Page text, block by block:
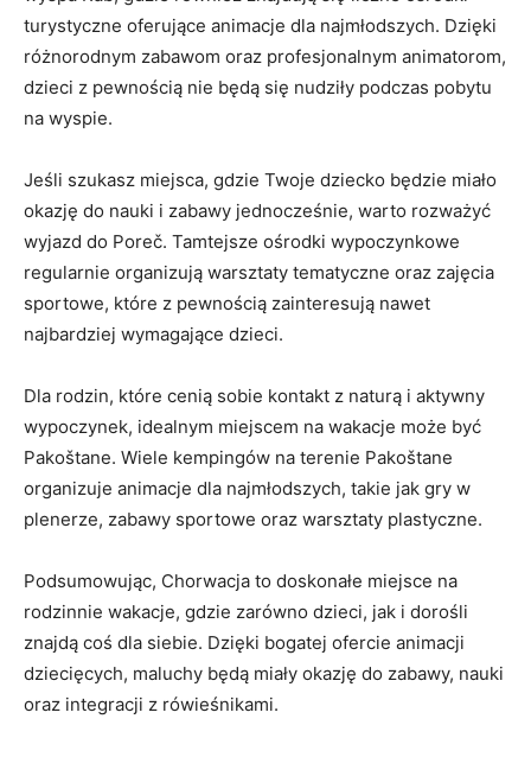
turystyczne ‌oferujące ⁣animacje dla najmłodszych. Dzięki
różnorodnym zabawom ⁤oraz profesjonalnym animatorom,
⁢dzieci z pewnością nie będą się nudziły podczas pobytu
‍na wyspie.
Jeśli szukasz‍ miejsca, gdzie Twoje⁢ dziecko ‍będzie ‌miało
okazję⁣ do nauki i ⁣zabawy jednocześnie, warto rozważyć
‍wyjazd do Poreč. Tamtejsze ‍ośrodki wypoczynkowe
‍regularnie organizują warsztaty​ tematyczne oraz ⁣zajęcia
sportowe, które z pewnością zainteresują nawet
najbardziej ‌wymagające dzieci.
Dla ⁤rodzin, które cenią sobie kontakt z ⁣naturą i aktywny
wypoczynek, idealnym miejscem​ na wakacje może być
Pakoštane. Wiele kempingów ⁤na terenie Pakoštane
organizuje ⁤animacje dla najmłodszych, takie jak ⁤gry w
plenerze, zabawy sportowe oraz ​warsztaty plastyczne.
Podsumowując, Chorwacja to doskonałe miejsce na
rodzinnie wakacje, gdzie zarówno ⁢dzieci, jak i dorośli
znajdą coś dla siebie. Dzięki bogatej⁤ ofercie animacji ​
dziecięcych, maluchy będą miały okazję do zabawy, nauki
oraz integracji ⁢z rówieśnikami.